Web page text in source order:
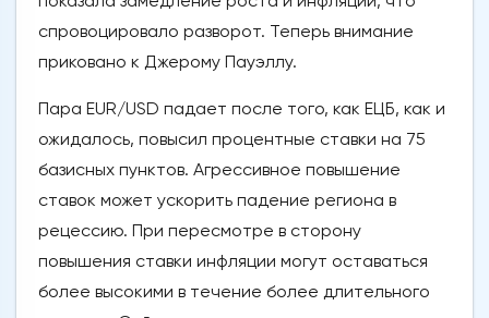
спровоцировало разворот. Теперь внимание
приковано к Джерому Пауэллу.
Пара EUR/USD падает после того, как ЕЦБ, как и
ожидалось, повысил процентные ставки на 75
базисных пунктов. Агрессивное повышение
ставок может ускорить падение региона в
рецессию. При пересмотре в сторону
повышения ставки инфляции могут оставаться
более высокими в течение более длительного